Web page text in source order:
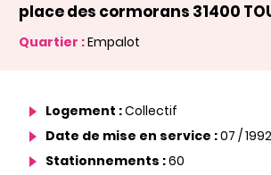
place des cormorans 31400
Quartier :Empalot
Logement :Collectif
Date de mise en service :07 / 1992
Stationnements :60